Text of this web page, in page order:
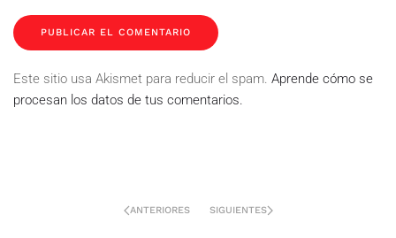
PUBLICAR EL COMENTARIO
Este sitio usa Akismet para reducir el spam. Aprende cómo se
procesan los datos de tus comentarios.
ANTERIORES SIGUIENTES